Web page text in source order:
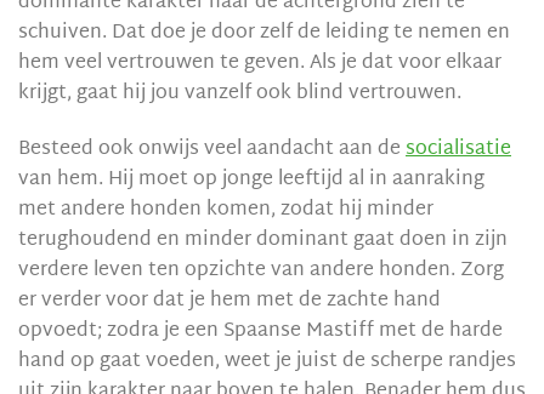
schuiven. Dat doe je door zelf de leiding te nemen en
hem veel vertrouwen te geven. Als je dat voor elkaar
krijgt, gaat hij jou vanzelf ook blind vertrouwen.
Besteed ook onwijs veel aandacht aan desocialisatie
van hem. Hij moet op jonge leeftijd al in aanraking
met andere honden komen, zodat hij minder
terughoudend en minder dominant gaat doen in zijn
verdere leven ten opzichte van andere honden. Zorg
er verder voor dat je hem met de zachte hand
opvoedt; zodra je een Spaanse Mastiff met de harde
hand op gaat voeden, weet je juist de scherpe randjes